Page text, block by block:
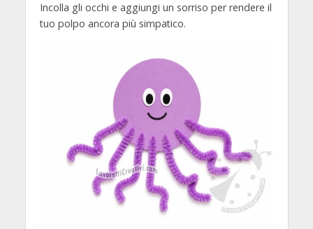
Incolla gli occhi e aggiungi un sorriso per rendere il
tuo polpo ancora più simpatico.